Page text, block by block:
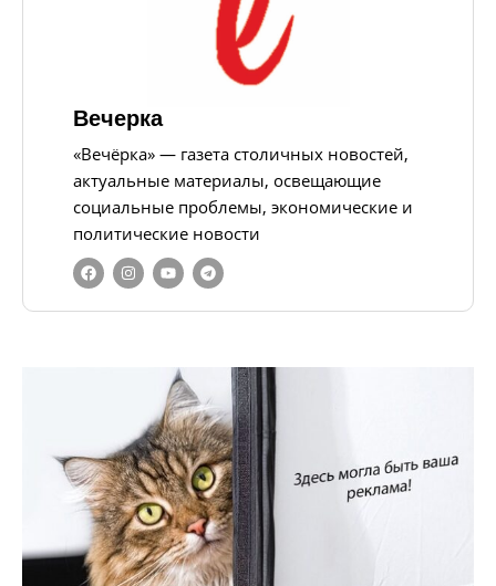
Вечерка
«Вечёрка» — газета столичных новостей,
актуальные материалы, освещающие
социальные проблемы, экономические и
политические новости